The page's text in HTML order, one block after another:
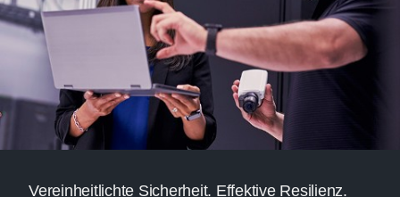
Vereinheitlichte Sicherheit. Effektive Resilienz.